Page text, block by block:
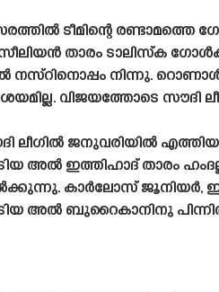
ടീമിന്റെ
താരം ടാലിസ്‌ക
നസ്‌റിനൊപ്പം നിന്നു.
വിജയത്തോടെ
ലീഗിൽ ജനുവരിയിൽ
അൽ ഇത്തിഹാദ് താരം
കാർലോസ് ജൂനിയർ,
അൽ ബുറൈകാനിനു